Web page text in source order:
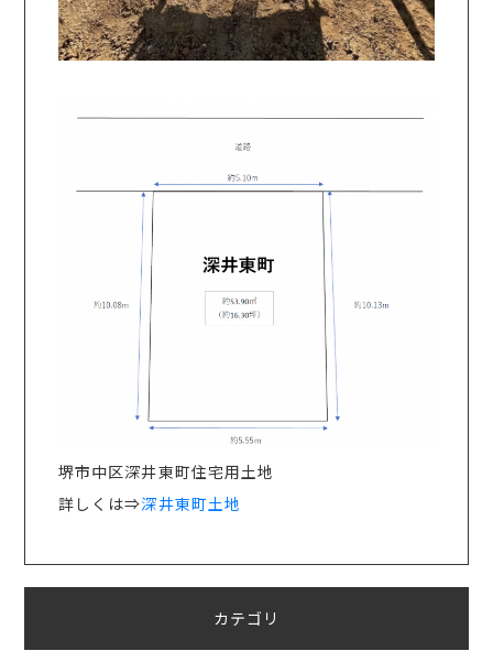
堺市中区深井東町住宅用土地
詳しくは⇒深井東町土地
カテゴリ